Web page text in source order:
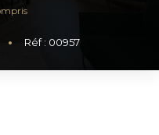
• Réf : 00957